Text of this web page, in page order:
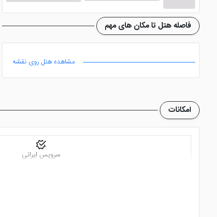
هتل دهلیز به دلیل دور بودن از مناطق شهری اصالت بومی
یا بازارهای ماهی فروشی و تماشای پلنکتون های درخشان یا
فاصله هتل تا مکان های مهم
مشاهده هتل روی نقشه
امکانات
سرویس ایرانی